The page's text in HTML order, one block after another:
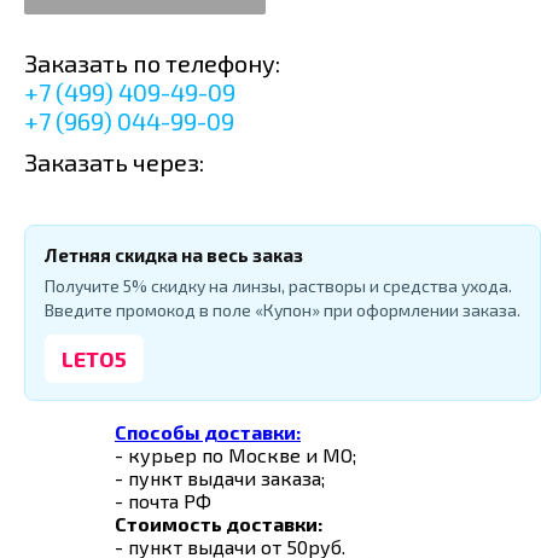
Заказать по телефону:
+7 (499) 409-49-09
+7 (969) 044-99-09
Заказать через:
Летняя скидка на весь заказ
Получите 5% скидку на линзы, растворы и средства ухода.
Введите промокод в поле «Купон» при оформлении заказа.
LETO5
Способы доставки:
- курьер по Москве и МО;
- пункт выдачи заказа;
- почта РФ
Стоимость доставки:
- пункт выдачи от 50руб.